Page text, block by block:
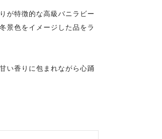
が特徴的な高級バニラビー
景色をイメージした品をラ
い香りに包まれながら心踊